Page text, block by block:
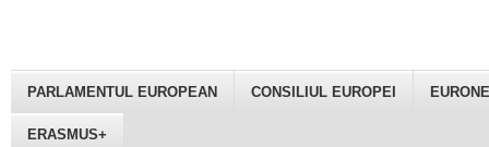
PARLAMENTUL EUROPEAN CONSILIUL EUROPEI
ERASMUS+